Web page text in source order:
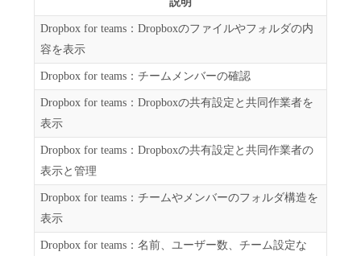
Dropbox for teams：Dropboxのファイルやフォルダの内
容を表示
Dropbox for teams：チームメンバーの確認
Dropbox for teams：Dropboxの共有設定と共同作業者を
表示
Dropbox for teams：Dropboxの共有設定と共同作業者の
表示と管理
Dropbox for teams：チームやメンバーのフォルダ構造を
表示
Dropbox for teams：名前、ユーザー数、チーム設定な